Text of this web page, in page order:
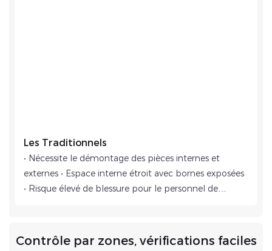
Les Traditionnels
• Nécessite le démontage des pièces internes et
externes • Espace interne étroit avec bornes exposées
• Risque élevé de blessure pour le personnel de
Contrôle par zones, vérifications faciles